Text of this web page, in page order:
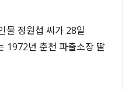
물 정원섭 씨가 28일
1972년 춘천 파출소장 딸